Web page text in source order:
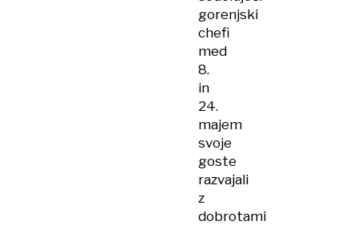
gorenjski
chefi
med
8.
in
24.
majem
svoje
goste
razvajali
z
dobrotami